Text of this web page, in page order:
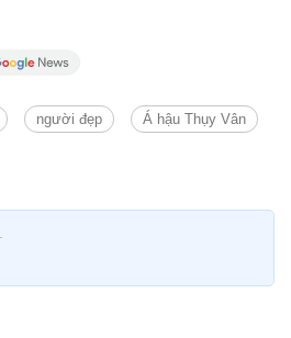
người đẹp Á hậu Thụy Vân